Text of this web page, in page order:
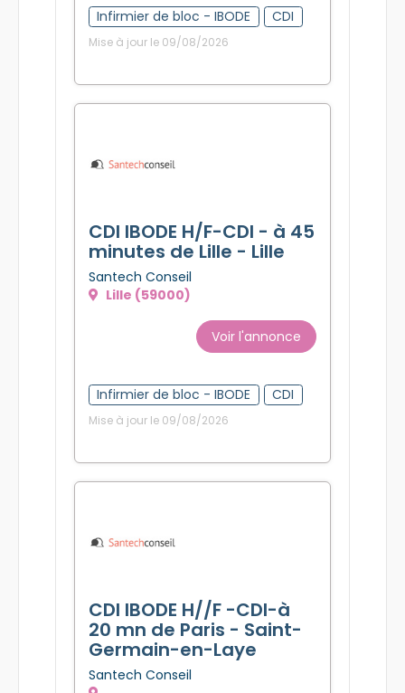
Infirmier de bloc - IBODE CDI
Mise à jour le 09/08/2026
CDI IBODE H/F-CDI - à 45
minutes de Lille - Lille
Santech Conseil
Lille (59000)
Voir l'annonce
Infirmier de bloc - IBODE CDI
Mise à jour le 09/08/2026
CDI IBODE H//F -CDI-à
20 mn de Paris - Saint-
Germain-en-Laye
Santech Conseil